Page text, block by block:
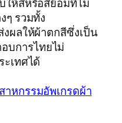
ให้สีหรือสีย้อมที่ไม่
ๆ รวมทั้ง
ผลให้ผ้าตกสีซึ่งเป็น
บการไทยไม่
เทศได้
าหกรรมอัพเกรดผ้า